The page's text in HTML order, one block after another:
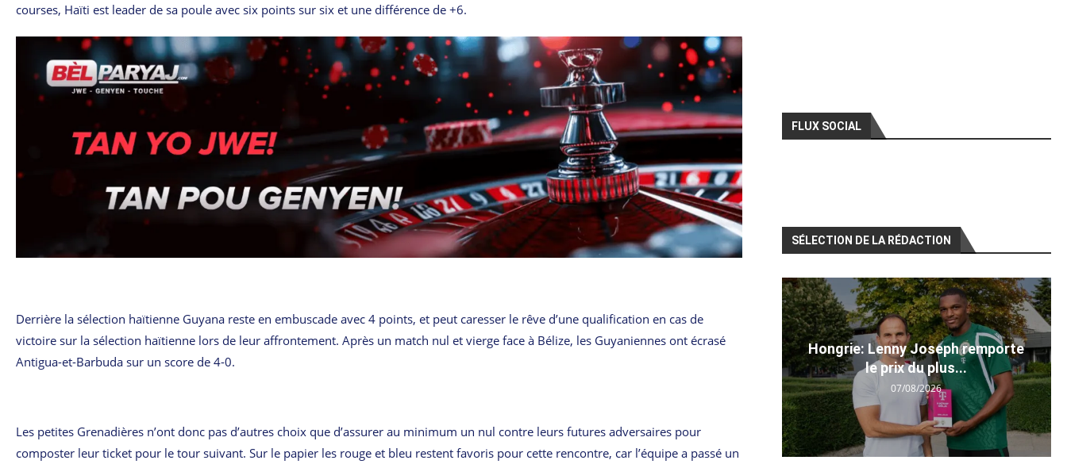
courses, Haïti est leader de sa poule avec six points sur six et une différence de +6.
Derrière la sélection haïtienne Guyana reste en embuscade avec 4 points, et peut caresser le rêve d’une qualification en cas de
victoire sur la sélection haïtienne lors de leur affrontement. Après un match nul et vierge face à Bélize, les Guyaniennes ont écrasé
Antigua-et-Barbuda sur un score de 4-0.
Les petites Grenadières n’ont donc pas d’autres choix que d’assurer au minimum un nul contre leurs futures adversaires pour
composter leur ticket pour le tour suivant. Sur le papier les rouge et bleu restent favoris pour cette rencontre, car l’équipe a passé un
FLUX SOCIAL
SÉLECTION DE LA RÉDACTION
Hongrie: Lenny Joseph remporte
le prix du plus...
07/08/2026